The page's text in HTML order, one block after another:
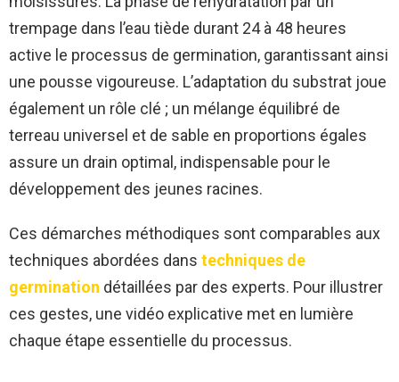
trempage dans l’eau tiède durant 24 à 48 heures
active le processus de germination, garantissant ainsi
une pousse vigoureuse. L’adaptation du substrat joue
également un rôle clé ; un mélange équilibré de
terreau universel et de sable en proportions égales
assure un drain optimal, indispensable pour le
développement des jeunes racines.
Ces démarches méthodiques sont comparables aux
techniques abordées dans techniques de
germination détaillées par des experts. Pour illustrer
ces gestes, une vidéo explicative met en lumière
chaque étape essentielle du processus.